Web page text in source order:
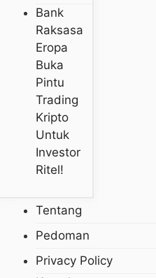
Bank
Raksasa
Eropa
Buka
Pintu
Trading
Kripto
Untuk
Investor
Ritel!
Tentang
Pedoman
Privacy Policy